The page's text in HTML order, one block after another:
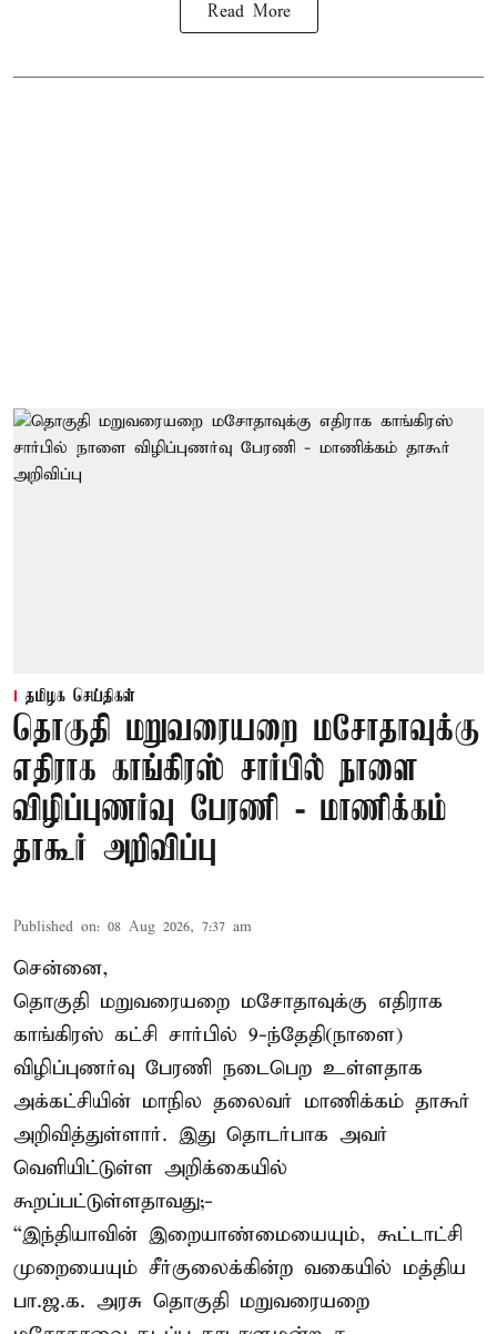
Read More
தமிழக செய்திகள்
தொகுதி மறுவரையறை மசோதாவுக்கு
எதிராக காங்கிரஸ் சார்பில் நாளை
விழிப்புணர்வு பேரணி - மாணிக்கம்
தாகூர் அறிவிப்பு
Published on: 08 Aug 2026, 7:37 am
சென்னை,
தொகுதி மறுவரையறை மசோதாவுக்கு எதிராக
காங்கிரஸ் கட்சி சார்பில் 9-ந்தேதி(நாளை)
விழிப்புணர்வு பேரணி நடைபெற உள்ளதாக
அக்கட்சியின் மாநில தலைவர் மாணிக்கம் தாகூர்
அறிவித்துள்ளார். இது தொடர்பாக அவர்
வெளியிட்டுள்ள அறிக்கையில்
கூறப்பட்டுள்ளதாவது;-
“இந்தியாவின் இறையாண்மையையும், கூட்டாட்சி
முறையையும் சீர்குலைக்கின்ற வகையில் மத்திய
பா.ஜ.க. அரசு தொகுதி மறுவரையறை